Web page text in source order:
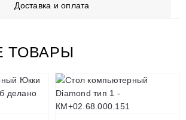
Доставка и оплата
ТОВАРЫ